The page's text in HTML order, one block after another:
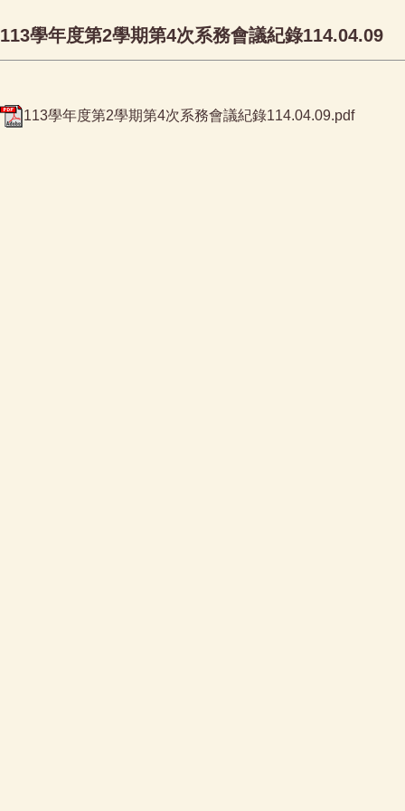
113學年度第2學期第4次系務會議紀錄114.04.09
113學年度第2學期第4次系務會議紀錄114.04.09.pdf